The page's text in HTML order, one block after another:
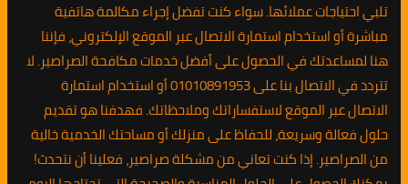
تلبي احتياجات عملائها. سواء كنت تفضل إجراء مكالمة هاتفية
مباشرة أو استخدام استمارة الاتصال عبر الموقع الإلكتروني، فإننا
هنا لمساعدتك في الحصول على أفضل خدمات مكافحة الصراصير. لا
تتردد في الاتصال بنا على 01010891953 أو استخدام استمارة
الاتصال عبر الموقع لاستفساراتك وملاحظاتك. فهدفنا هو تقديم
حلول فعالة وسريعة، للحفاظ على منزلك أو مساحتك الخدمية خالية
من الصراصير. إذا كنت تعاني من مشكلة صراصير، فعلينا أن نتحدث!